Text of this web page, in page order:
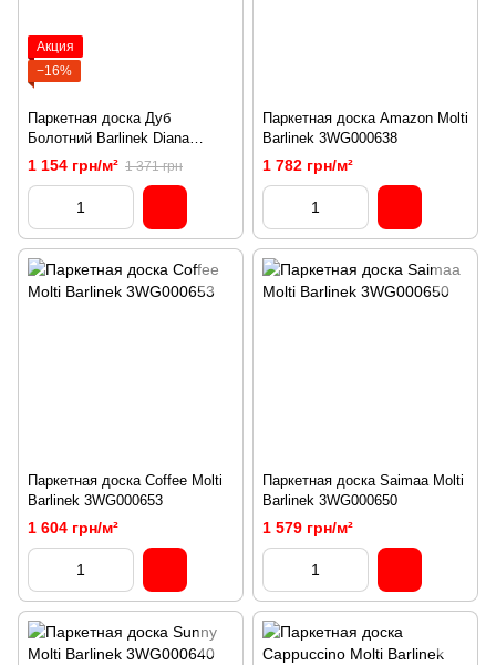
Акция
−16%
Паркетная доска Дуб
Болотний Barlinek Diana
Forest D14180-T
1 154 грн/м² 1 371 грн
Паркетная доска Amazon Molti
Barlinek 3WG000638
1 782 грн/м²
Паркетная доска Coffee Molti
Barlinek 3WG000653
1 604 грн/м²
Паркетная доска Saimaa Molti
Barlinek 3WG000650
1 579 грн/м²